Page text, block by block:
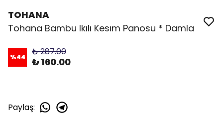
TOHANA
Tohana Bambu Ikılı Kesım Panosu * Damla
%44 ₺ 287.00
₺ 160.00
Paylaş: